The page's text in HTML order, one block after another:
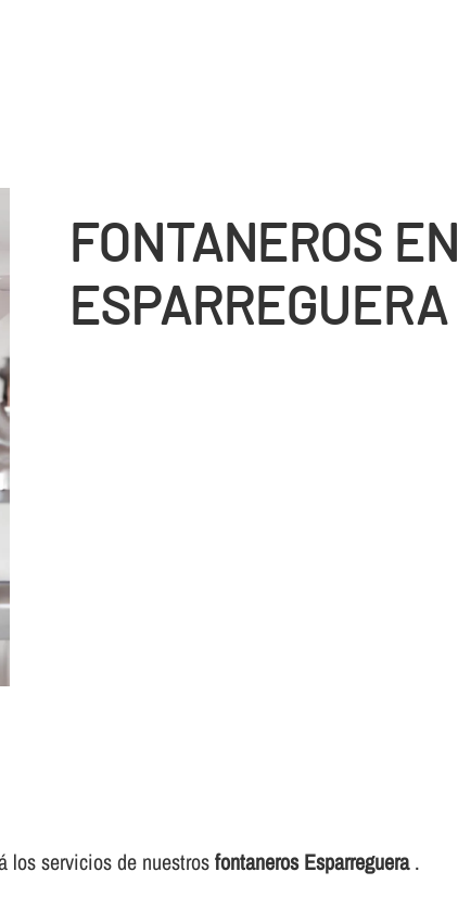
FONTANEROS EN
ESPARREGUERA
los servicios de nuestrosfontaneros Esparreguera.